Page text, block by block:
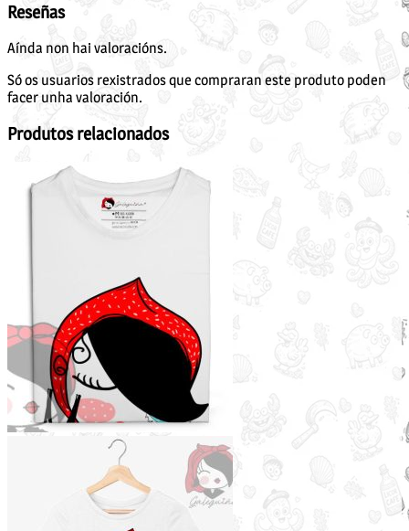
Reseñas
Aínda non hai valoracións.
Só os usuarios rexistrados que compraran este produto poden
facer unha valoración.
Produtos relacionados